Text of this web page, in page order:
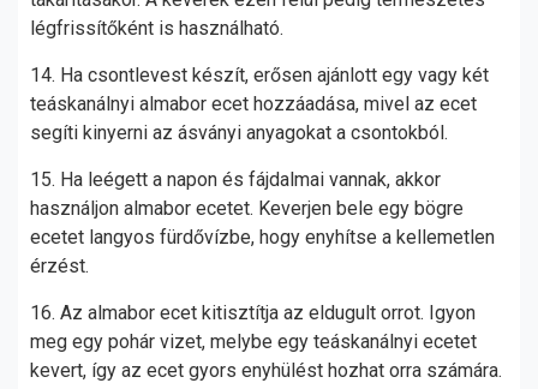
légfrissítőként is használható.
14. Ha csontlevest készít, erősen ajánlott egy vagy két
teáskanálnyi almabor ecet hozzáadása, mivel az ecet
segíti kinyerni az ásványi anyagokat a csontokból.
15. Ha leégett a napon és fájdalmai vannak, akkor
használjon almabor ecetet. Keverjen bele egy bögre
ecetet langyos fürdővízbe, hogy enyhítse a kellemetlen
érzést.
16. Az almabor ecet kitisztítja az eldugult orrot. Igyon
meg egy pohár vizet, melybe egy teáskanálnyi ecetet
kevert, így az ecet gyors enyhülést hozhat orra számára.